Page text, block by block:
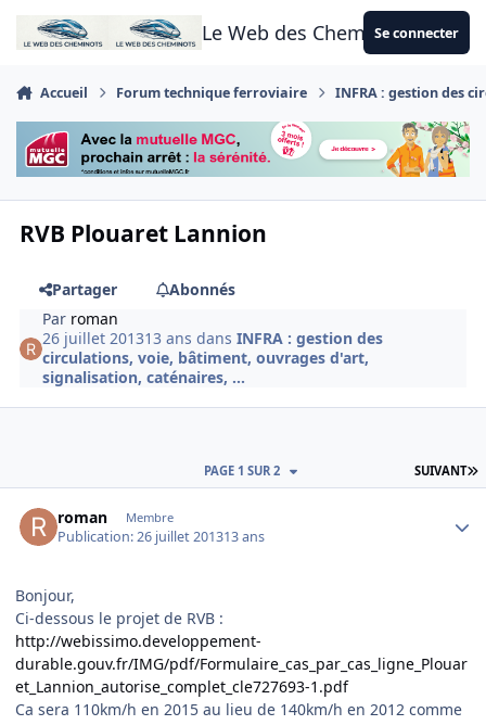
Aller au contenu
Le Web des CheminotsSe connecter
Accueil Forum technique ferroviaire INFRA : gestion des
RVB Plouaret Lannion
Partager
Abonnés
Par roman
26 juillet 201313 ans dansINFRA : gestion des
circulations, voie, bâtiment, ouvrages d'art,
signalisation, caténaires, ...
SUIVANT
PAGE 1 SUR 2
roman Membre
Publication:26 juillet 201313 ans
Bonjour,
Ci-dessous le projet de RVB :
http://webissimo.developpement-
durable.gouv.fr/IMG/pdf/Formulaire_cas_par_cas_ligne_Plouar
et_Lannion_autorise_complet_cle727693-1.pdf
Ca sera 110km/h en 2015 au lieu de 140km/h en 2012 comme